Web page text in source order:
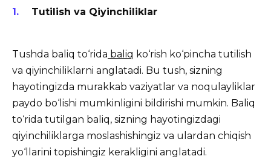
Tutilish va Qiyinchiliklar
Tushda baliq to‘rida baliq ko‘rish ko‘pincha tutilish
va qiyinchiliklarni anglatadi. Bu tush, sizning
hayotingizda murakkab vaziyatlar va noqulayliklar
paydo bo‘lishi mumkinligini bildirishi mumkin. Baliq
to‘rida tutilgan baliq, sizning hayotingizdagi
qiyinchiliklarga moslashishingiz va ulardan chiqish
yo‘llarini topishingiz kerakligini anglatadi.